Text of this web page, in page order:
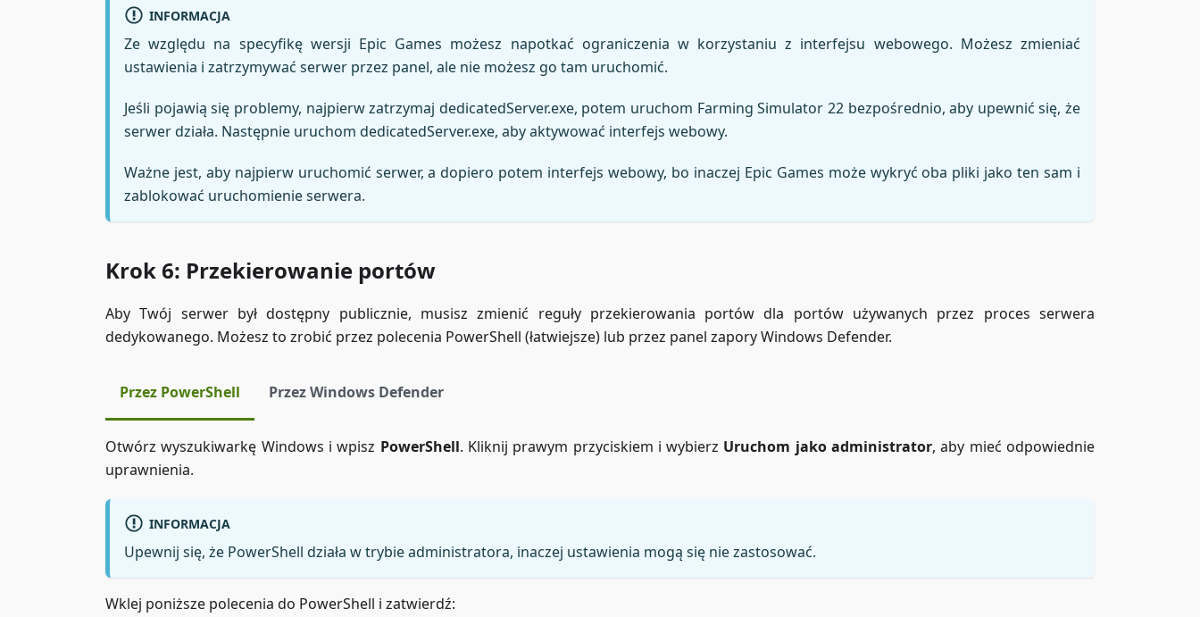
INFORMACJA
Ze względu na specyfikę wersji Epic Games możesz napotkać ograniczenia w korzystaniu z interfejsu webowego. Możesz zmieniać
ustawienia i zatrzymywać serwer przez panel, ale nie możesz go tam uruchomić.
Jeśli pojawią się problemy, najpierw zatrzymaj dedicatedServer.exe, potem uruchom Farming Simulator 22 bezpośrednio, aby upewnić się, że
serwer działa. Następnie uruchom dedicatedServer.exe, aby aktywować interfejs webowy.
Ważne jest, aby najpierw uruchomić serwer, a dopiero potem interfejs webowy, bo inaczej Epic Games może wykryć oba pliki jako ten sam i
zablokować uruchomienie serwera.
Krok 6: Przekierowanie portów
Aby Twój serwer był dostępny publicznie, musisz zmienić reguły przekierowania portów dla portów używanych przez proces serwera
dedykowanego. Możesz to zrobić przez polecenia PowerShell (łatwiejsze) lub przez panel zapory Windows Defender.
Przez PowerShell Przez Windows Defender
Otwórz wyszukiwarkę Windows i wpisz PowerShell. Kliknij prawym przyciskiem i wybierz Uruchom jako administrator, aby mieć odpowiednie
uprawnienia.
INFORMACJA
Upewnij się, że PowerShell działa w trybie administratora, inaczej ustawienia mogą się nie zastosować.
Wklej poniższe polecenia do PowerShell i zatwierdź: